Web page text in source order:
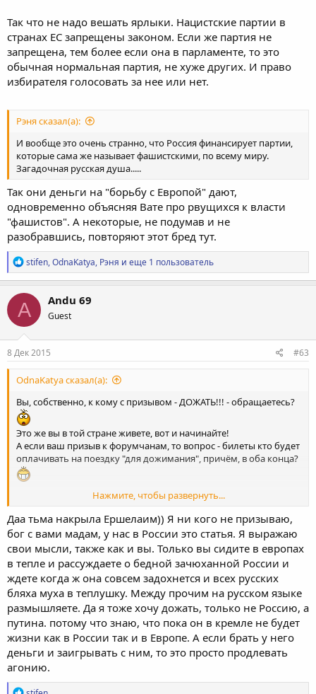
Так что не надо вешать ярлыки. Нацистские партии в
странах ЕС запрещены законом. Если же партия не
запрещена, тем более если она в парламенте, то это
обычная нормальная партия, не хуже других. И право
избирателя голосовать за нее или нет.
Рэня сказал(а):
И вообще это очень странно, что Россия финансирует партии,
которые сама же называет фашистскими, по всему миру.
Загадочная русская душа.....
Так они деньги на "борьбу с Европой" дают,
одновременно объясняя Вате про рвущихся к власти
"фашистов". А некоторые, не подумав и не
разобравшись, повторяют этот бред тут.
Р
е
а
к
ц
и
и
:
stifen,OdnaKatya, Рэня и еще 1 пользователь
A Andu 69
Guest
8 Дек 2015 #63
OdnaKatya сказал(а):
Вы, собственно, к кому с призывом - ДОЖАТЬ!!! - обращаетесь?
Это же вы в той стране живете, вот и начинайте!
А если ваш призыв к форумчанам, то вопрос - билеты кто будет
оплачивать на поездку "для дожимания", причём, в оба конца?
Ну а "мировая закулиса" и так дожимает! Медленно, но верно!
Смотрите на график снижения цен на нефть!
При продолжении такой динамики и дожимать будет некого!
Сами развалитесь!
Нажмите, чтобы развернуть...
Даа тьма накрыла Ершелаим)) Я ни кого не призываю,
бог с вами мадам, у нас в России это статья. Я выражаю
свои мысли, также как и вы. Только вы сидите в европах
в тепле и рассуждаете о бедной зачюханной России и
ждете когда ж она совсем задохнется и всех русских
бляха муха в теплушку. Между прочим на русском языке
размышляете. Да я тоже хочу дожать, только не Россию, а
путина. потому что знаю, что пока он в кремле не будет
жизни как в России так и в Европе. А если брать у него
деньги и заигрывать с ним, то это просто продлевать
агонию.
Р